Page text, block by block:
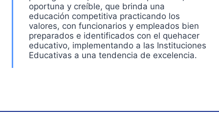
oportuna y creíble, que brinda una
educación competitiva practicando los
valores, con funcionarios y empleados bien
preparados e identificados con el quehacer
educativo, implementando a las Instituciones
Educativas a una tendencia de excelencia.